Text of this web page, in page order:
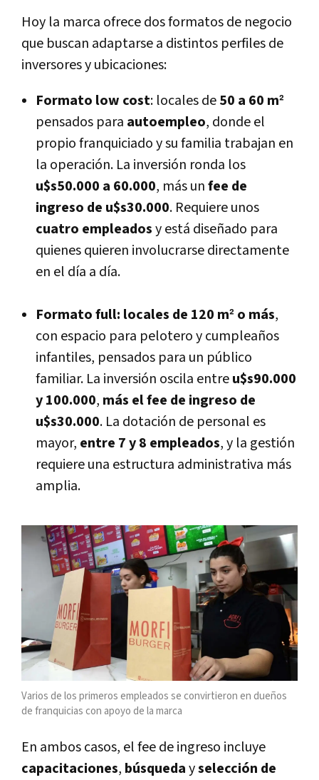
Hoy la marca ofrece dos formatos de negocio
que buscan adaptarse a distintos perfiles de
inversores y ubicaciones:
Formato low cost: locales de50 a 60 m²
pensados para autoempleo, donde el
propio franquiciado y su familia trabajan en
la operación. La inversión ronda los
u$s50.000 a 60.000, más unfee de
ingreso de u$s30.000. Requiere unos
cuatro empleadosy está diseñado para
quienes quieren involucrarse directamente
en el día a día.
Formato full: locales de 120 m² o más,
con espacio para pelotero y cumpleaños
infantiles, pensados para un público
familiar. La inversión oscila entreu$s90.000
y 100.000, más el fee de ingreso de
u$s30.000. La dotación de personal es
mayor, entre 7 y 8 empleados, y la gestión
requiere una estructura administrativa más
amplia.
Varios de los primeros empleados se convirtieron en dueños
de franquicias con apoyo de la marca
En ambos casos, el fee de ingreso incluye
capacitaciones, búsquedayselección de